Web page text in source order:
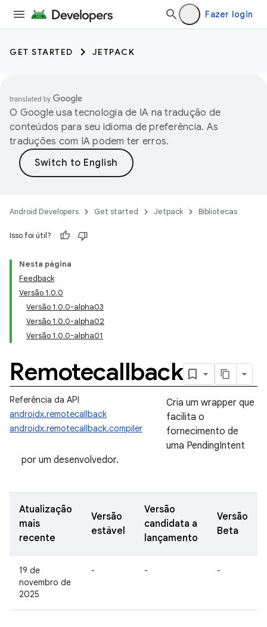
Fazer login
GET STARTED JETPACK
O Google usa tecnologia de IA na tradução de
conteúdos para seu idioma de preferência. As
traduções com IA podem ter erros.
Android Developers Get started Jetpack Bibliotecas
Isso foi útil?
Nesta página
Feedback
Versão 1.0.0
Versão 1.0.0-alpha03
Versão 1.0.0-alpha02
Versão 1.0.0-alpha01
Remotecallback
Referência da API
androidx.remotecallback
androidx.remotecallback.compiler
Cria um wrapper que
facilita o
fornecimento de
uma PendingIntent
por um desenvolvedor.
Atualização
mais
recente
Versão
estável
Versão
candidata a
lançamento
Versão
Beta
19 de
novembro de
2025
- - -